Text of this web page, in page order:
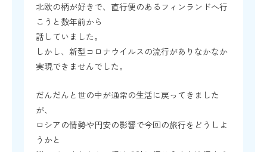
北欧の柄が好きで、直行便のあるフィンランドへ行
こうと数年前から
話していました。
しかし、新型コロナウイルスの流行がありなかなか
実現できませんでした。
だんだんと世の中が通常の生活に戻ってきました
が、
ロシアの情勢や円安の影響で今回の旅行をどうしよ
うかと